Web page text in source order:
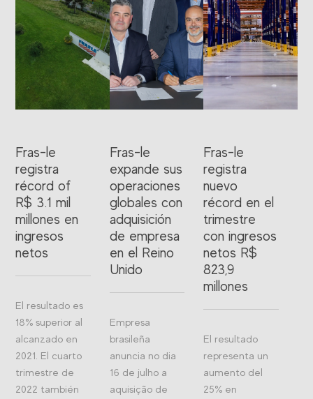
Fras-le
registra
récord of
R$ 3.1 mil
millones en
ingresos
netos
El resultado es
18% superior al
alcanzado en
2021. El cuarto
trimestre de
2022 también
Fras-le
expande sus
operaciones
globales con
adquisición
de empresa
en el Reino
Unido
Empresa
brasileña
anuncia no dia
16 de julho a
aquisição de
Fras-le
registra
nuevo
récord en el
trimestre
con ingresos
netos R$
823,9
millones
El resultado
representa un
aumento del
25% en